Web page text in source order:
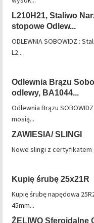
L210H21, Staliwo
stopowe Odlew...
ODLEWNIA SOBOWIDZ :
L2...
Odlewnia Brązu
odlewy, BA1044...
Odlewnia Brązu
mosią...
ZAWIESIA/ SLINGI
Nowe slingi z certyfikatem
Kupię śrubę 25x21R
Kupię śrubę napędowa
45mm...
ŻELIWO Sferoidalne